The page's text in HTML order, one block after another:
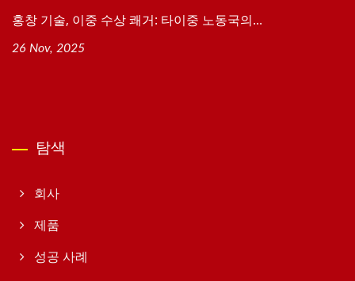
홍창 기술, 이중 수상 쾌거: 타이중 노동국의...
26 Nov, 2025
탐색
회사
제품
성공 사례